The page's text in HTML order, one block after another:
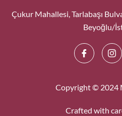
Çukur Mahallesi, Tarlabaşı
Beyoğlu/
Copyright © 2024
Crafted with